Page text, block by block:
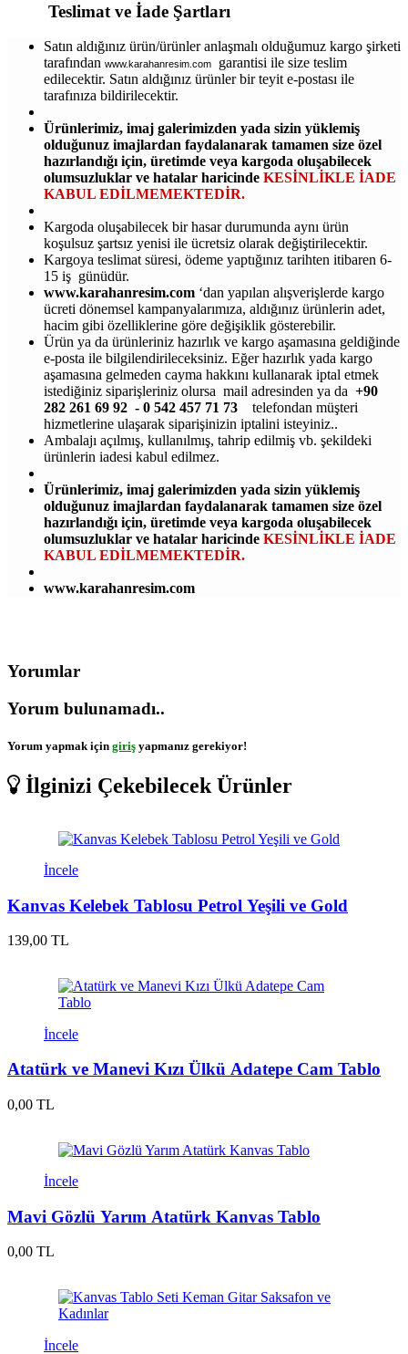
Teslimat ve İade Şartları
Satın aldığınız ürün/ürünler anlaşmalı olduğumuz kargo şirketi
tarafından www.karahanresim.com
garantisi ile size teslim
edilecektir. Satın aldığınız ürünler bir teyit e-postası ile
tarafınıza bildirilecektir.
Ürünlerimiz, imaj galerimizden yada sizin yüklemiş
olduğunuz imajlardan faydalanarak tamamen size özel
hazırlandığı için, üretimde veya kargoda oluşabilecek
olumsuzluklar ve hatalar haricinde KESİNLİKLE İADE
KABUL EDİLMEMEKTEDİR.
Kargoda oluşabilecek bir hasar durumunda aynı ürün
koşulsuz şartsız yenisi ile ücretsiz olarak değiştirilecektir.
Kargoya teslimat süresi, ödeme yaptığınız tarihten itibaren 6-
15 iş günüdür.
www.karahanresim.com ‘dan yapılan alışverişlerde kargo
ücreti dönemsel kampanyalarımıza, aldığınız ürünlerin adet,
hacim gibi özelliklerine göre değişiklik gösterebilir.
Ürün ya da ürünleriniz hazırlık ve kargo aşamasına geldiğinde
e-posta ile bilgilendirileceksiniz. Eğer hazırlık yada kargo
aşamasına gelmeden cayma hakkını kullanarak iptal etmek
istediğiniz siparişleriniz olursa mail adresinden ya da +90
282 261 69 92 - 0 542 457 71 73
telefondan müşteri
hizmetlerine ulaşarak siparişinizin iptalini isteyiniz..
Ambalajı açılmış, kullanılmış, tahrip edilmiş vb. şekildeki
ürünlerin iadesi kabul edilmez.
Ürünlerimiz, imaj galerimizden yada sizin yüklemiş
olduğunuz imajlardan faydalanarak tamamen size özel
hazırlandığı için, üretimde veya kargoda oluşabilecek
olumsuzluklar ve hatalar haricinde KESİNLİKLE İADE
KABUL EDİLMEMEKTEDİR.
www.karahanresim.com
Yorumlar
Yorum bulunamadı..
Yorum yapmak için giriş yapmanız gerekiyor!
İlginizi Çekebilecek Ürünler
İncele
Kanvas Kelebek Tablosu Petrol Yeşili ve Gold
139,00 TL
İncele
Atatürk ve Manevi Kızı Ülkü Adatepe Cam Tablo
0,00 TL
İncele
Mavi Gözlü Yarım Atatürk Kanvas Tablo
0,00 TL
İncele